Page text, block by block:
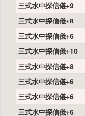
三式水中探信儀+9
三式水中探信儀+8
三式水中探信儀+6
三式水中探信儀+10
三式水中探信儀+8
三式水中探信儀+6
三式水中探信儀+6
三式水中探信儀+6